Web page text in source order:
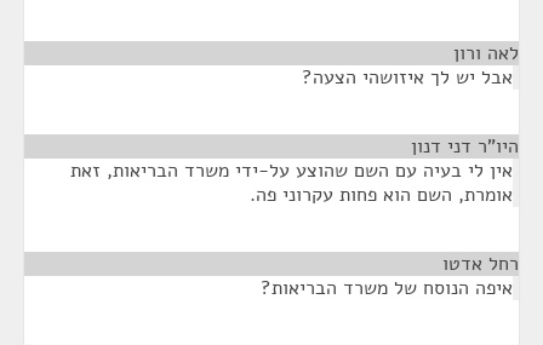
לאה ורון
אבל יש לך איזושהי הצעה?
היו"ר דני דנון
אין לי בעיה עם השם שהוצע על-ידי משרד הבריאות, זאת
אומרת, השם הוא פחות עקרוני פה.
רחל אדטו
איפה הנוסח של משרד הבריאות?